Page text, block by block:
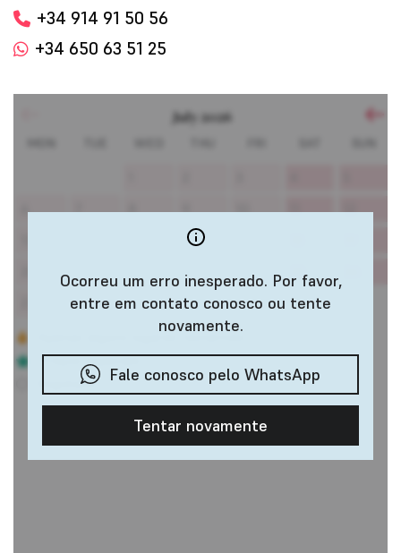
+34 914 91 50 56
+34 650 63 51 25